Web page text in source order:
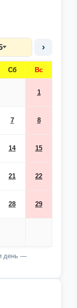
›
Сб Вс
1
7 8
14 15
21 22
28 29
день —